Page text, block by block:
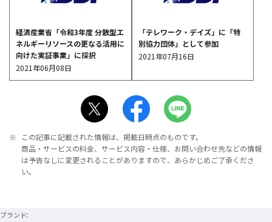
経済産業省「令和3年度 分散型エ
ネルギーリソースの更なる活用に
向けた実証事業」に採択
2021年06月08日
「テレワーク・デイズ」に「特
別協力団体」として参加
2021年07月16日
※
この記事に記載された情報は、掲載日時点のものです。
商品・サービスの料金、サービス内容・仕様、お問い合わせ先などの情報
は予告なしに変更されることがありますので、あらかじめご了承くださ
い。
ブランド